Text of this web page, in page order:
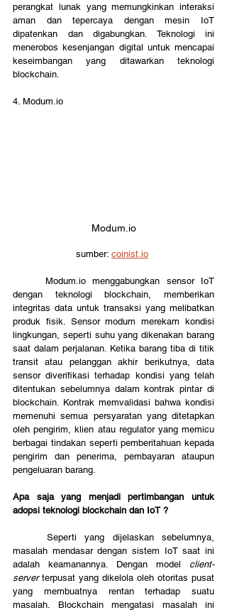
perangkat lunak yang memungkinkan interaksi
aman dan tepercaya dengan mesin IoT
dipatenkan dan digabungkan. Teknologi ini
menerobos kesenjangan digital untuk mencapai
keseimbangan yang ditawarkan teknologi
blockchain.
4. Modum.io
Modum.io
sumber: coinist.io
dengan teknologi blockchain, memberikan
integritas data untuk transaksi yang melibatkan
produk fisik. Sensor modum merekam kondisi
lingkungan, seperti suhu yang dikenakan barang
saat dalam perjalanan. Ketika barang tiba di titik
transit atau pelanggan akhir berikutnya, data
sensor diverifikasi terhadap kondisi yang telah
ditentukan sebelumnya dalam kontrak pintar di
blockchain. Kontrak memvalidasi bahwa kondisi
memenuhi semua persyaratan yang ditetapkan
oleh pengirim, klien atau regulator yang memicu
berbagai tindakan seperti pemberitahuan kepada
pengirim dan penerima, pembayaran ataupun
pengeluaran barang.
Apa saja yang menjadi pertimbangan untuk
adopsi teknologi blockchain dan IoT ?
masalah mendasar dengan sistem IoT saat ini
adalah keamanannya. Dengan model client-
server terpusat yang dikelola oleh otoritas pusat
yang membuatnya rentan terhadap suatu
masalah. Blockchain mengatasi masalah ini